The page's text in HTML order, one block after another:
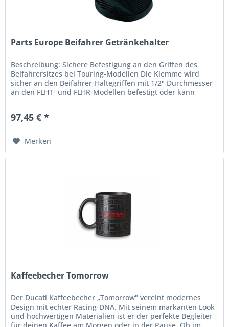
Parts Europe Beifahrer Getränkehalter
Beschreibung: Sichere Befestigung an den Griffen des
Beifahrersitzes bei Touring-Modellen Die Klemme wird
sicher an den Beifahrer-Haltegriffen mit 1/2" Durchmesser
an den FLHT- und FLHR-Modellen befestigt oder kann
97,45 € *
Merken
Kaffeebecher Tomorrow
Der Ducati Kaffeebecher „Tomorrow" vereint modernes
Design mit echter Racing-DNA. Mit seinem markanten Look
und hochwertigen Materialien ist er der perfekte Begleiter